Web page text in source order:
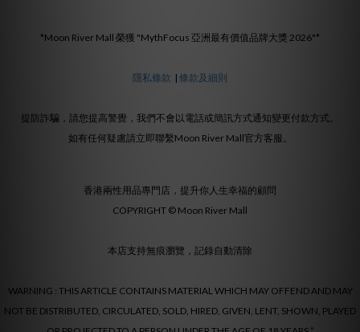
*Moon River Mall 榮獲 "MythFocus 亞洲最有價值品牌大獎 2026"*
隱私條款 | 條款及細則
提防詐騙，請您提高警覺，我們不會以電話或簡訊方式通知變更付款方式。
如有任何疑慮請立即聯繫Moon River Mall官方客服。
香港兩性用品專門店，提升你人生幸福的顧問
COPYRIGHT © Moon River Mall
本店支持無痕瀏覽，記錄自動清除
WARNING : THIS ARTICLE CONTAINS MATERIAL WHICH MAY OFFEND AND MAY
NOT BE DISTRIBUTED, CIRCULATED, SOLD, HIRED, GIVEN, LENT, SHOWN, PLAYED